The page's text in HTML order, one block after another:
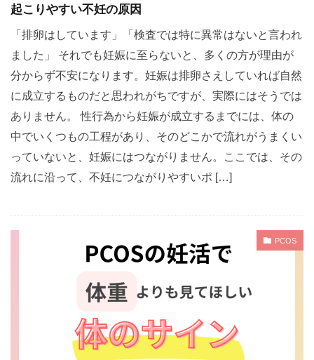
起こりやすい不妊の原因
「排卵はしています」「検査では特に異常はないと言われ
ました」 それでも妊娠に至らないと、多くの方が理由が
分からず不安になります。妊娠は排卵さえしていれば自然
に成立するものだと思われがちですが、実際にはそうでは
ありません。 性行為から妊娠が成立するまでには、体の
中でいくつもの工程があり、そのどこかで流れがうまくい
っていないと、妊娠にはつながりません。ここでは、その
流れに沿って、不妊につながりやすいポ […]
PCOS